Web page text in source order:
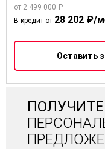
ПОЛУЧИТЕ
от 2 499 000 ₽
В кредит от 28 202 ₽/
Оставить